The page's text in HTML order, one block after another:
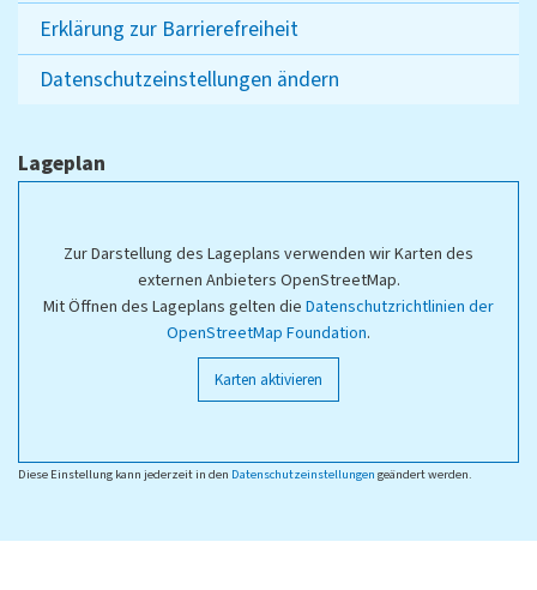
Erklärung zur Barrierefreiheit
Datenschutzeinstellungen ändern
Lageplan
Zur Darstellung des Lageplans verwenden wir Karten des
externen Anbieters OpenStreetMap.
Mit Öffnen des Lageplans gelten die Datenschutzrichtlinien der
OpenStreetMap Foundation.
Karten aktivieren
Diese Einstellung kann jederzeit in den Datenschutzeinstellungen geändert werden.